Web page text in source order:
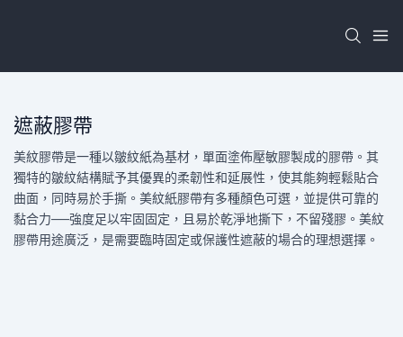
遮蔽膠帶
美紋膠帶是一種以皺紋紙為基材，單面塗佈壓敏膠製成的膠帶。其
獨特的皺紋結構賦予其優異的柔韌性和延展性，使其能夠輕鬆貼合
曲面，同時易於手撕。美紋紙膠帶有多種顏色可選，並提供可靠的
黏合力——強度足以牢固固定，且易於乾淨地撕下，不留殘膠。美紋
膠帶用途廣泛，是需要臨時固定或保護性遮蔽的場合的理想選擇。